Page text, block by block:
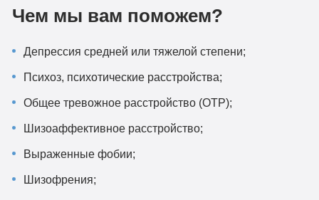
Чем мы вам поможем?
Депрессия средней или тяжелой степени;
Психоз, психотические расстройства;
Общее тревожное расстройство (ОТР);
Шизоаффективное расстройство;
Выраженные фобии;
Шизофрения;